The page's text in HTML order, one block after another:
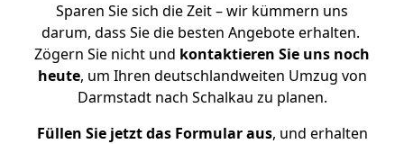
Sparen Sie sich die Zeit – wir kümmern uns
darum, dass Sie die besten Angebote erhalten.
Zögern Sie nicht und kontaktieren Sie uns noch
heute, um Ihren deutschlandweiten Umzug von
Darmstadt nach Schalkau zu planen.
Füllen Sie jetzt das Formular aus, und erhalten